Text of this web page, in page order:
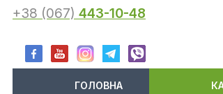
+38 (067) 443-10-48
ГОЛОВНА